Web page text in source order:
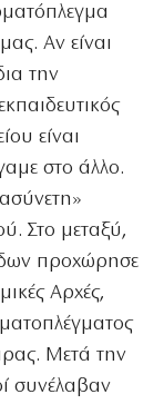
Αν είναι
την
είναι
στο άλλο.
Στο μεταξύ,
προχώρησε
Αρχές,
Μετά την
συνέλαβαν